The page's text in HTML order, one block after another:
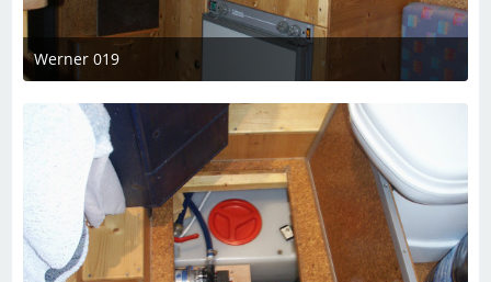
Werner 019
7. März 2023 um 19:08